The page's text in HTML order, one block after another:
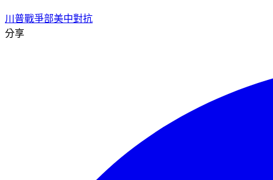
川普戰爭部美中對抗
分享